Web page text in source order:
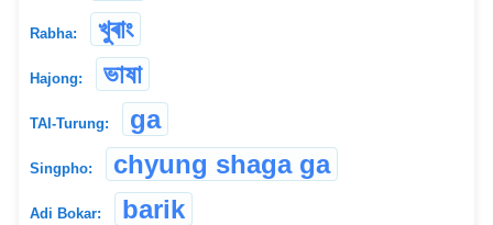
Rabha: খুৰাং
Hajong: ভাষা
TAI-Turung: ga
Singpho: chyung shaga ga
Adi Bokar: barik